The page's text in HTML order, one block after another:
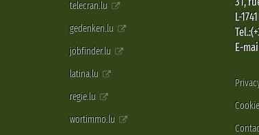
telecran.lu
gedenken.lu
jobfinder.lu
latina.lu
regie.lu
wortimmo.lu
L-
E-